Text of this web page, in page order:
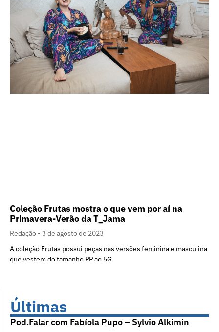
Coleção Frutas mostra o que vem por aí na
Primavera-Verão da T_Jama
Redação
3 de agosto de 2023
A coleção Frutas possui peças nas versões feminina e masculina
que vestem do tamanho PP ao 5G.
Últimas
Pod.Falar com Fabíola Pupo – Sylvio Alkimin